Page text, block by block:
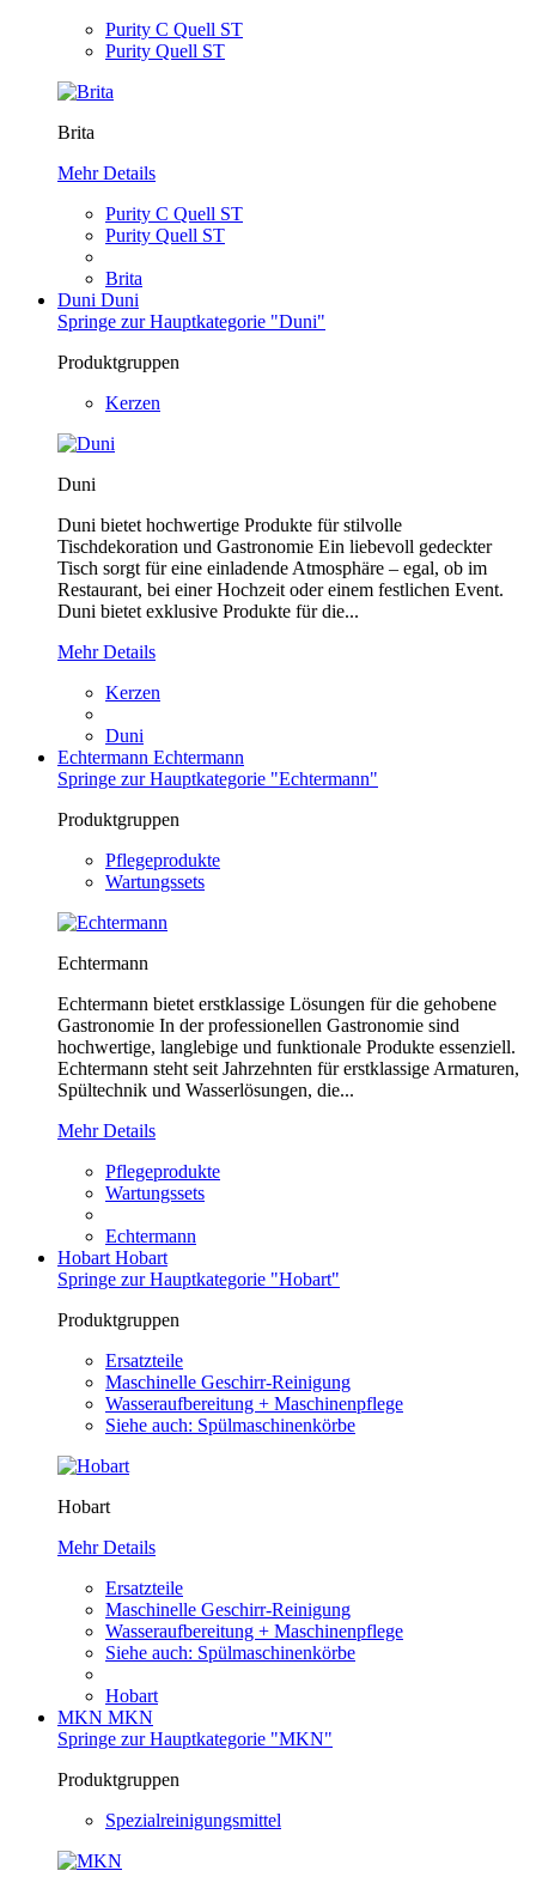
Purity C Quell ST
Purity Quell ST
Brita
Mehr Details
Purity C Quell ST
Purity Quell ST
Brita
Duni Duni
Springe zur Hauptkategorie "Duni"
Produktgruppen
Kerzen
Duni
Duni bietet hochwertige Produkte für stilvolle
Tischdekoration und Gastronomie Ein liebevoll gedeckter
Tisch sorgt für eine einladende Atmosphäre – egal, ob im
Restaurant, bei einer Hochzeit oder einem festlichen Event.
Duni bietet exklusive Produkte für die...
Mehr Details
Kerzen
Duni
Echtermann Echtermann
Springe zur Hauptkategorie "Echtermann"
Produktgruppen
Pflegeprodukte
Wartungssets
Echtermann
Echtermann bietet erstklassige Lösungen für die gehobene
Gastronomie In der professionellen Gastronomie sind
hochwertige, langlebige und funktionale Produkte essenziell.
Echtermann steht seit Jahrzehnten für erstklassige Armaturen,
Spültechnik und Wasserlösungen, die...
Mehr Details
Pflegeprodukte
Wartungssets
Echtermann
Hobart Hobart
Springe zur Hauptkategorie "Hobart"
Produktgruppen
Ersatzteile
Maschinelle Geschirr-Reinigung
Wasseraufbereitung + Maschinenpflege
Siehe auch: Spülmaschinenkörbe
Hobart
Mehr Details
Ersatzteile
Maschinelle Geschirr-Reinigung
Wasseraufbereitung + Maschinenpflege
Siehe auch: Spülmaschinenkörbe
Hobart
MKN MKN
Springe zur Hauptkategorie "MKN"
Produktgruppen
Spezialreinigungsmittel